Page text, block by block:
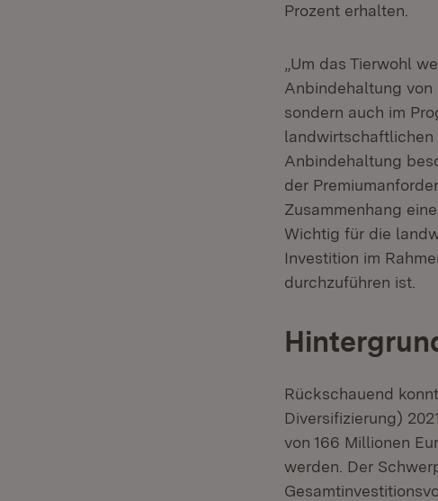
Prozent erhalten.
„Um das Tierwohl
Anbindehaltung von
sondern auch im
landwirtschaftlichen
Anbindehaltung
der
Zusammenhang
Wichtig für die
Investition im
durchzuführen ist.
Rückschauend
Diversifizierung)
von 166 Millionen
werden. Der